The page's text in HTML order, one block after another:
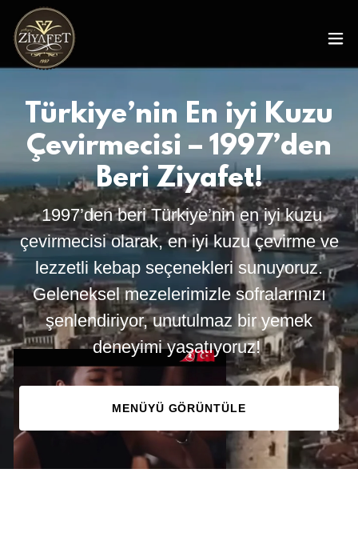
Türkiye’nin En iyi Kuzu
Çevirmecisi – 1997’den
Beri Ziyafet!
1997’den beri Türkiye’nin en iyi kuzu
çevirmecisi olarak, en iyi kuzu çevirme ve
lezzetli kebap seçenekleri sunuyoruz.
Geleneksel mezelerimizle sofralarınızı
şenlendiriyor, unutulmaz bir yemek
deneyimi yaşatıyoruz!
MENÜYÜ GÖRÜNTÜLE